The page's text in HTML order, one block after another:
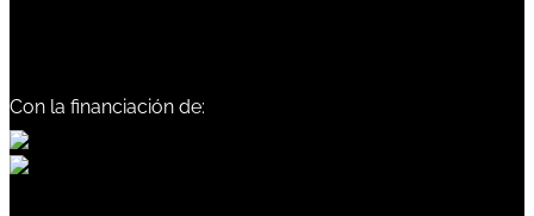
Con la financiación de: